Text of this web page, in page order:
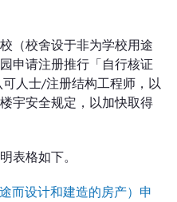
（校舍设于非为学校用途
申请注册推行「自行核证
人士/注册结构工程师，以
宇安全规定，以加快取得
表格如下。
而设计和建造的房产）申